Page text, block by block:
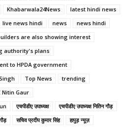
Khabarwala24News
latest hindi news
live news hindi news
news hindi
are also showing interest
authority's plans
to HPDA government
Top News
trending
Nitin Gaur
एचपीडीए उपाध्यक्ष
एचपीडीए उपाध्यक्ष नितिन गौड़
सचिव प्रदीप कुमार सिंह
हापुड़ न्यूज़